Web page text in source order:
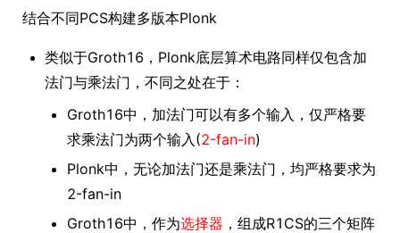
结合不同PCS构建多版本Plonk
类似于Groth16，Plonk底层算术电路同样仅包含加
法门与乘法门，不同之处在于：
Groth16中，加法门可以有多个输入，仅严格要
求乘法门为两个输入(2-fan-in)
Plonk中，无论加法门还是乘法门，均严格要求为
2-fan-in
Groth16中，作为选择器 ，组成R1CS的三个矩阵